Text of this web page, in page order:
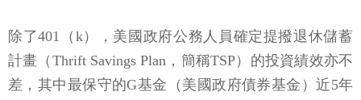
除了401（k），美國政府公務人員確定提撥退休儲蓄
計畫（Thrift Savings Plan，簡稱TSP）的投資績效亦不
差，其中最保守的G基金（美國政府債券基金）近5年